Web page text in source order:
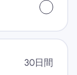
30日間